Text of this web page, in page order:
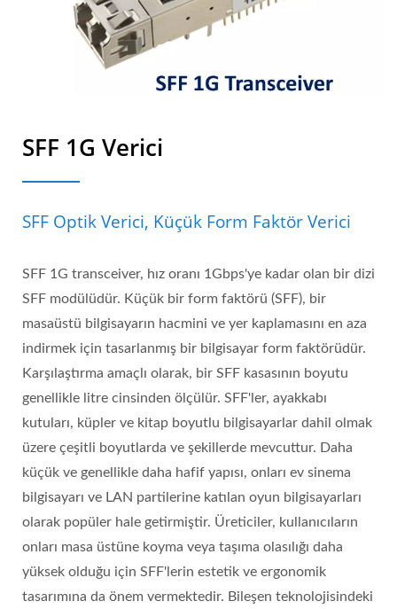
SFF 1G Verici
SFF Optik Verici, Küçük Form Faktör Verici
SFF 1G transceiver, hız oranı 1Gbps'ye kadar olan bir dizi
SFF modülüdür. Küçük bir form faktörü (SFF), bir
masaüstü bilgisayarın hacmini ve yer kaplamasını en aza
indirmek için tasarlanmış bir bilgisayar form faktörüdür.
Karşılaştırma amaçlı olarak, bir SFF kasasının boyutu
genellikle litre cinsinden ölçülür. SFF'ler, ayakkabı
kutuları, küpler ve kitap boyutlu bilgisayarlar dahil olmak
üzere çeşitli boyutlarda ve şekillerde mevcuttur. Daha
küçük ve genellikle daha hafif yapısı, onları ev sinema
bilgisayarı ve LAN partilerine katılan oyun bilgisayarları
olarak popüler hale getirmiştir. Üreticiler, kullanıcıların
onları masa üstüne koyma veya taşıma olasılığı daha
yüksek olduğu için SFF'lerin estetik ve ergonomik
tasarımına da önem vermektedir. Bileşen teknolojisindeki